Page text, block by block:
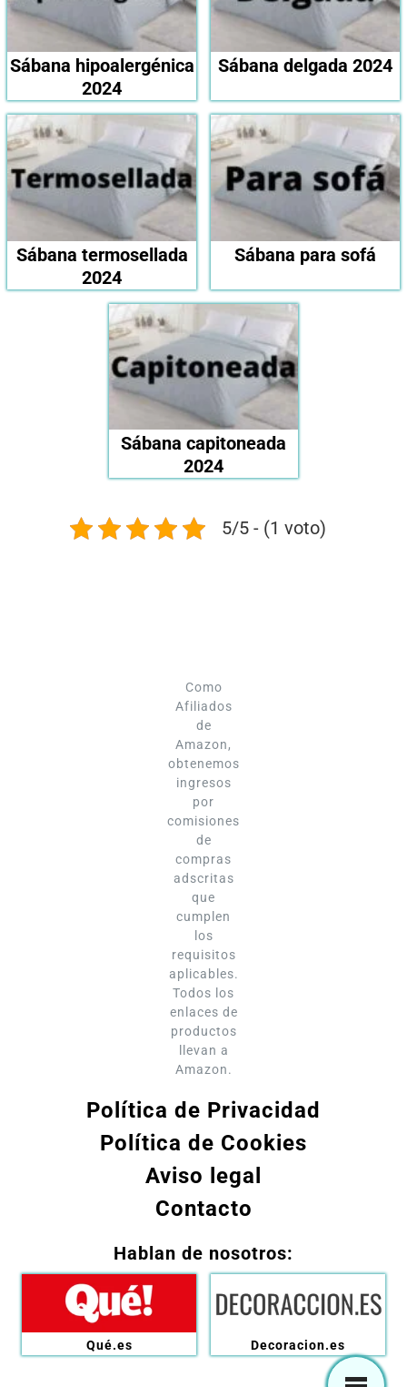
Sábana hipoalergénica
2024
Sábana delgada 2024
Sábana termosellada
2024
Sábana para sofá
Sábana capitoneada
2024
5/5 - (1 voto)
Como
Afiliados
de
Amazon,
obtenemos
ingresos
por
comisiones
de
compras
adscritas
que
cumplen
los
requisitos
aplicables.
Todos los
enlaces de
productos
llevan a
Amazon.
Política de Privacidad
Política de Cookies
Aviso legal
Contacto
Hablan de nosotros:
Qué.es Decoracion.es